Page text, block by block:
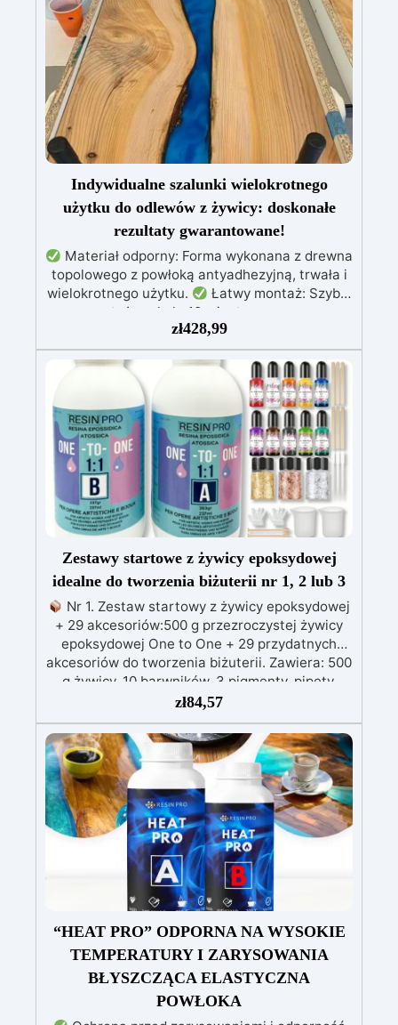
Indywidualne szalunki wielokrotnego
użytku do odlewów z żywicy: doskonałe
rezultaty gwarantowane!
Materiał odporny: Forma wykonana z drewna
topolowego z powłoką antyadhezyjną, trwała i
wielokrotnego użytku.
Łatwy montaż: Szybki
montaż w około 10 minut za pomocą
metalowych wkrętów i nietoksycznego silikonu
do uszczelnienia szczelin.
Wszechstronność:
Dostępna w różnych rozmiarach, idealna do
projektów o różnych wymiarach, w tym półek,
blatów roboczych i dekoracyjnych przedmiotów.
Maksymalna grubość wlewu: Do 10 cm,
idealna do zastosowań w żywicy wysokiej
jakości.
Oszczędność czasu: Powłoka
antyadhezyjna zmniejsza potrzebę
polerowania, zwiększając wydajność procesu.
zł428,99
Zestawy startowe z żywicy epoksydowej
idealne do tworzenia biżuterii nr 1, 2 lub 3
Nr 1. Zestaw startowy z żywicy epoksydowej
+ 29 akcesoriów:500 g przezroczystej żywicy
epoksydowej One to One + 29 przydatnych
akcesoriów do tworzenia biżuterii. Zawiera: 500
g żywicy, 10 barwników, 3 pigmenty, pipety,
Nr 2. Zestaw startowy z żywicy epoksydowej
+ 100 akcesoriów:500 g przezroczystej żywicy
epoksydowej One to One + 100 przydatnych
akcesoriów do tworzenia biżuterii. Zawiera: 500
g żywicy, 12 dodatków dekoracyjnych, suszone
kwiaty, silikonową formę z literami, breloczki,
końcówki do miniwiertarki, ponad 100
elementów.
zł84,57
“HEAT PRO” ODPORNA NA WYSOKIE
TEMPERATURY I ZARYSOWANIA
BŁYSZCZĄCA ELASTYCZNA
POWŁOKA